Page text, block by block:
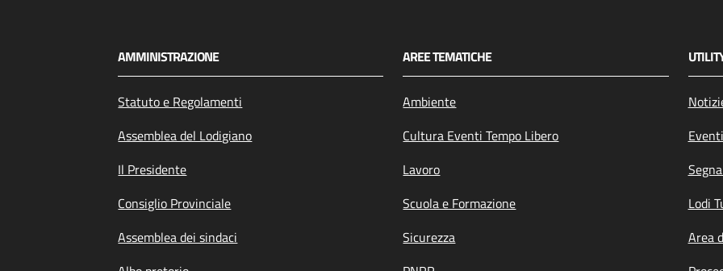
AMMINISTRAZIONE
Statuto e Regolamenti
Assemblea del Lodigiano
Il Presidente
Consiglio Provinciale
Assemblea dei sindaci
AREE TEMATICHE
Ambiente
Cultura Eventi Tempo Libero
Lavoro
Scuola e Formazione
Sicurezza
Eventi
Lodi
Area